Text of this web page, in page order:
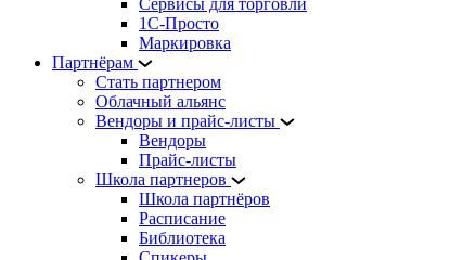
Сервисы для торговли
1С-Просто
Маркировка
Партнёрам
Стать партнером
Облачный альянс
Вендоры и прайс-листы
Вендоры
Прайс-листы
Школа партнеров
Школа партнёров
Расписание
Библиотека